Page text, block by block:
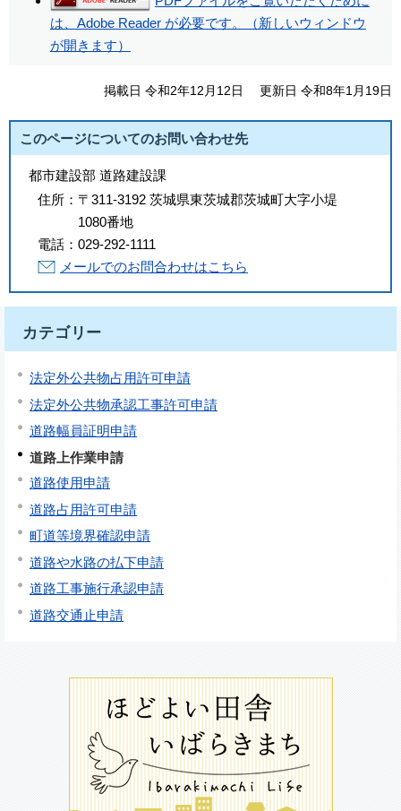
は、Adobe Reader が必要です。（新しいウィンドウ
が開きます）
掲載日 令和2年12月12日 更新日 令和8年1月19日
このページについてのお問い合わせ先
都市建設部 道路建設課
住所： 〒311-3192 茨城県東茨城郡茨城町大字小堤
1080番地
電話： 029-292-1111
メールでのお問合わせはこちら
カテゴリー
法定外公共物占用許可申請
法定外公共物承認工事許可申請
道路幅員証明申請
道路上作業申請
道路使用申請
道路占用許可申請
町道等境界確認申請
道路や水路の払下申請
道路工事施行承認申請
道路交通止申請